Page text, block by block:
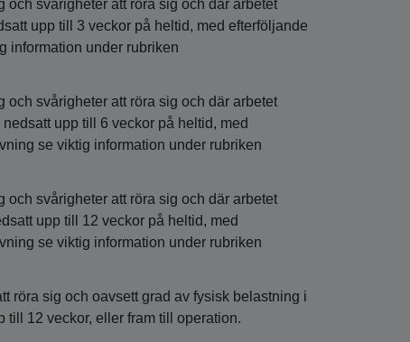
svårigheter att röra sig och där arbetet
upp till 3 veckor på heltid, med efterföljande
information under rubriken
svårigheter att röra sig och där arbetet
upp till 6 veckor på heltid, med
se viktig information under rubriken
svårigheter att röra sig och där arbetet
upp till 12 veckor på heltid, med
se viktig information under rubriken
röra sig och oavsett grad av fysisk belastning i
till 12 veckor, eller fram till operation.